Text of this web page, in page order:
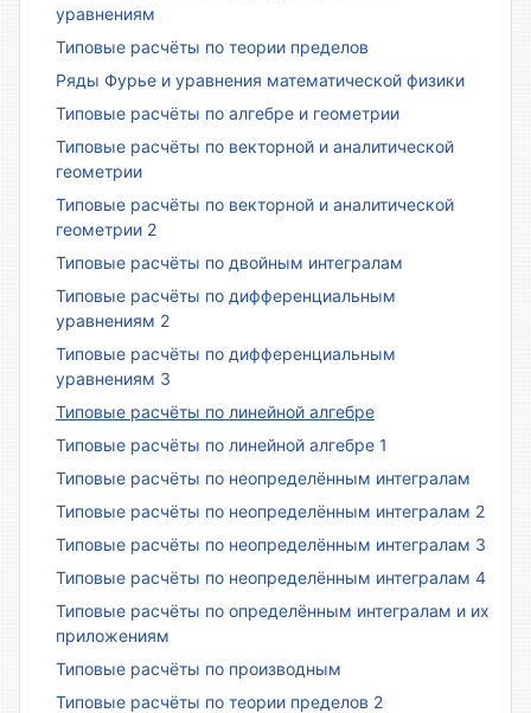
уравнениям
Типовые расчёты по теории пределов
Ряды Фурье и уравнения математической физики
Типовые расчёты по алгебре и геометрии
Типовые расчёты по векторной и аналитической
геометрии
Типовые расчёты по векторной и аналитической
геометрии 2
Типовые расчёты по двойным интегралам
Типовые расчёты по дифференциальным
уравнениям 2
Типовые расчёты по дифференциальным
уравнениям 3
Типовые расчёты по линейной алгебре
Типовые расчёты по линейной алгебре 1
Типовые расчёты по неопределённым интегралам
Типовые расчёты по неопределённым интегралам 2
Типовые расчёты по неопределённым интегралам 3
Типовые расчёты по неопределённым интегралам 4
Типовые расчёты по определённым интегралам и их
приложениям
Типовые расчёты по производным
Типовые расчёты по теории пределов 2